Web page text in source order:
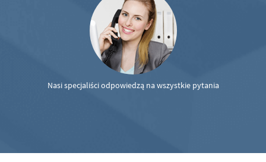
Nasi specjaliści odpowiedzą na wszystkie pytania